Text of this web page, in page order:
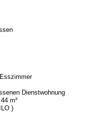
Dienstwohnung
m²
)